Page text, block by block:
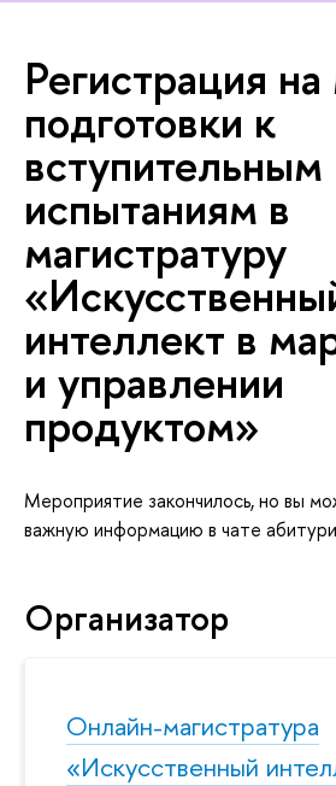
Регистрация
подготовки к
ступительным
испытаниям
магистратуру
интеллект в
и управлении
продуктом»
Мероприятие закончилось, но вы
ажную информацию в чате
Организатор
Онлайн-магистратура
«Искусственный